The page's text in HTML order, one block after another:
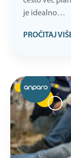
je idealno…
PROČITAJ